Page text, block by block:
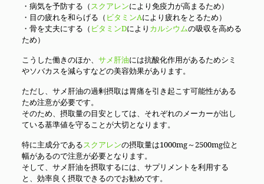
・病気を予防する（スクアレンにより免疫力が高まるため）
・目の疲れを和らげる（ ビタミンAにより疲れをとるため）
・骨を丈夫にする（ ビタミンDにより カルシウムの吸収を高める
ため）
こうした働きのほか、 サメ肝油には抗酸化作用があるためシミ
やソバカスを減らすなどの美容効果があります。
ただし、サメ肝油の過剰摂取は胃痛を引き起こす可能性がある
ため注意が必要です。
そのため、摂取量の目安としては、それぞれのメーカーが出し
ている基準値を守ることが大切となります。
特に主成分であるスクアレンの摂取量は1000mg～2500mg位と
幅があるので注意が必要となります。
そして、サメ肝油を摂取するには、サプリメントを利用する
と、効率良く摂取できるのでお勧めです。